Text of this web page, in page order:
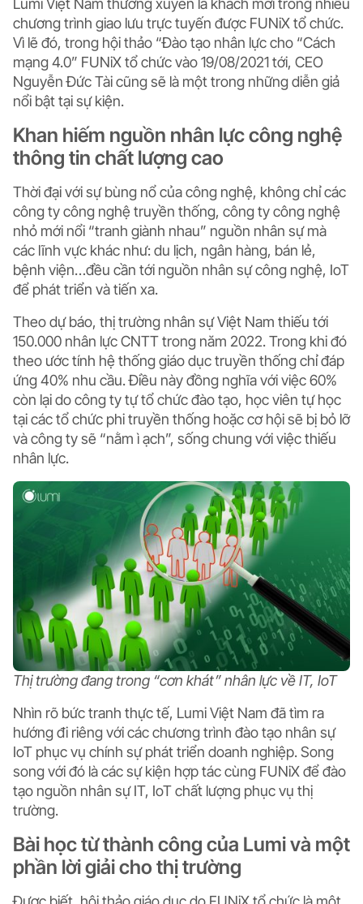
Lumi Việt Nam thường xuyên là khách mời trong nhiều
chương trình giao lưu trực tuyến được FUNiX tổ chức.
Vì lẽ đó, trong hội thảo “Đào tạo nhân lực cho “Cách
mạng 4.0” FUNiX tổ chức vào 19/08/2021 tới, CEO
Nguyễn Đức Tài cũng sẽ là một trong những diễn giả
nổi bật tại sự kiện.
Khan hiếm nguồn nhân lực công nghệ
thông tin chất lượng cao
Thời đại với sự bùng nổ của công nghệ, không chỉ các
công ty công nghệ truyền thống, công ty công nghệ
nhỏ mới nổi “tranh giành nhau” nguồn nhân sự mà
các lĩnh vực khác như: du lịch, ngân hàng, bán lẻ,
bệnh viện…đều cần tới nguồn nhân sự công nghệ, IoT
để phát triển và tiến xa.
Theo dự báo, thị trường nhân sự Việt Nam thiếu tới
150.000 nhân lực CNTT trong năm 2022. Trong khi đó
theo ước tính hệ thống giáo dục truyền thống chỉ đáp
ứng 40% nhu cầu. Điều này đồng nghĩa với việc 60%
còn lại do công ty tự tổ chức đào tạo, học viên tự học
tại các tổ chức phi truyền thống hoặc cơ hội sẽ bị bỏ lỡ
và công ty sẽ “nằm ì ạch”, sống chung với việc thiếu
nhân lực.
Thị trường đang trong “cơn khát” nhân lực về IT, IoT
Nhìn rõ bức tranh thực tế, Lumi Việt Nam đã tìm ra
hướng đi riêng với các chương trình đào tạo nhân sự
IoT phục vụ chính sự phát triển doanh nghiệp. Song
song với đó là các sự kiện hợp tác cùng FUNiX để đào
tạo nguồn nhân sự IT, IoT chất lượng phục vụ thị
trường.
Bài học từ thành công của Lumi và một
phần lời giải cho thị trường